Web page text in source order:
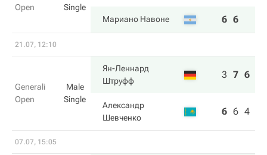
Open
Single
Мариано Навоне 6 6
21.07, 12:10
Generali
Open
Male
Single
Ян-Леннард
Штруфф
3 7 6
Александр
Шевченко
6 6 4
07.07, 15:05